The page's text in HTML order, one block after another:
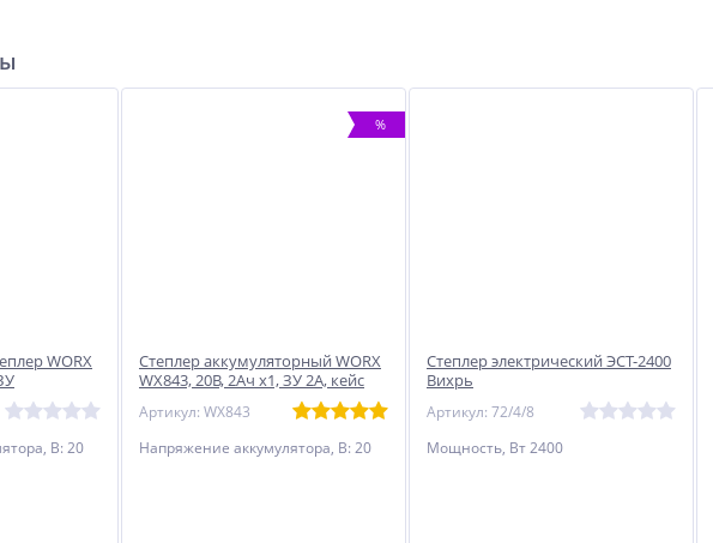
WORX
В: 20
%
Степлер аккумуляторный WORX
WX843, 20В, 2Ач х1, ЗУ 2А, кейс
Артикул: WX843
Напряжение аккумулятора, В: 20
Степлер электрический ЭСТ-2400
Вихрь
Артикул: 72/4/8
Мощность, Вт 2400